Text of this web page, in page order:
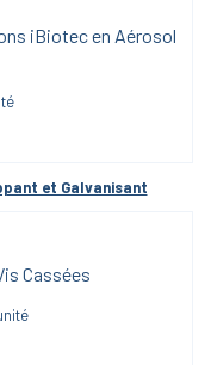
iBiotec en Aérosol
et Galvanisant
Cassées